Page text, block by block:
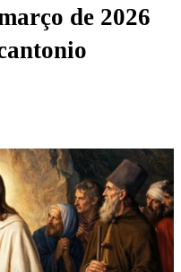
de 2026